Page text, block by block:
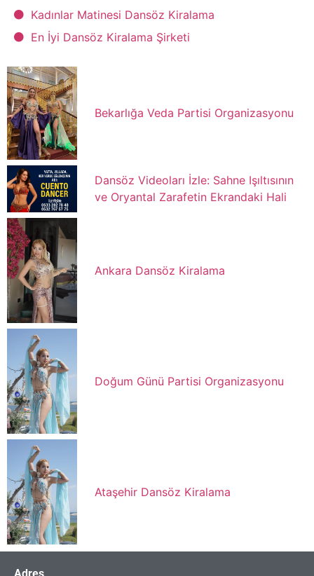
Kadınlar Matinesi Dansöz Kiralama
En İyi Dansöz Kiralama Şirketi
Bekarlığa Veda Partisi Organizasyonu
Dansöz Videoları İzle: Sahne Işıltısının
ve Oryantal Zarafetin Ekrandaki Hali
Ankara Dansöz Kiralama
Doğum Günü Partisi Organizasyonu
Ataşehir Dansöz Kiralama